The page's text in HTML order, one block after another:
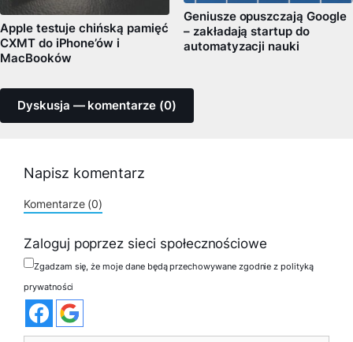
Apple testuje chińską pamięć
CXMT do iPhone’ów i
MacBooków
Geniusze opuszczają Google
– zakładają startup do
automatyzacji nauki
Dyskusja — komentarze (0)
Napisz komentarz
Komentarze (0)
Zaloguj poprzez sieci społecznościowe
Zgadzam się, że moje dane będą przechowywane zgodnie z polityką
prywatności